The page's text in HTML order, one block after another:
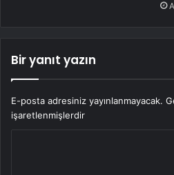
Bir yanıt yazın
E-posta adresiniz yayınlanmayacak.
işaretlenmişlerdir